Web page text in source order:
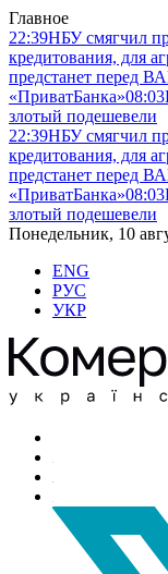
Главное
22:39НБУ смягчил
кредитования, для
предстанет перед
«ПриватБанка»08:03
злотый подешевели
22:39НБУ смягчил
кредитования, для
предстанет перед
«ПриватБанка»08:03
злотый подешевели
Понедельник, 10
ENG
РУС
УКР